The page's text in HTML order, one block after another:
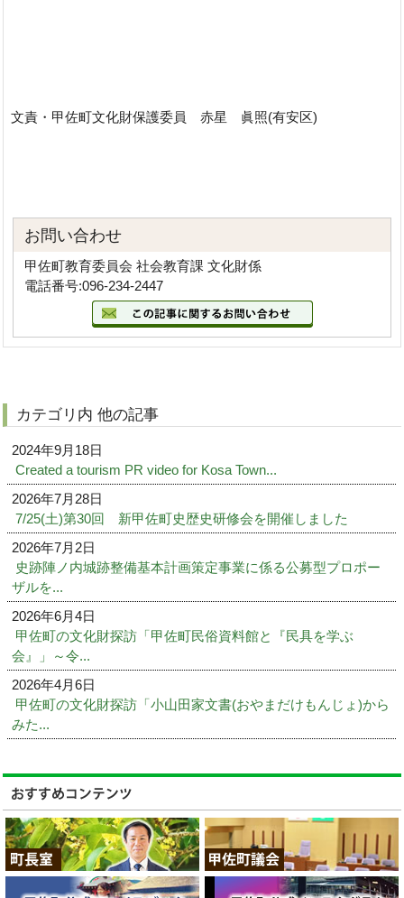
文責・甲佐町文化財保護委員 赤星 眞照(有安区)
お問い合わせ
甲佐町教育委員会 社会教育課 文化財係
電話番号:096-234-2447
カテゴリ内 他の記事
2024年9月18日
Created a tourism PR video for Kosa Town...
2026年7月28日
7/25(土)第30回 新甲佐町史歴史研修会を開催しました
2026年7月2日
史跡陣ノ内城跡整備基本計画策定事業に係る公募型プロポー
ザルを...
2026年6月4日
甲佐町の文化財探訪「甲佐町民俗資料館と『民具を学ぶ
会』」～令...
2026年4月6日
甲佐町の文化財探訪「小山田家文書(おやまだけもんじょ)から
みた...